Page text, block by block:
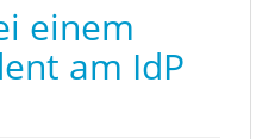
einem
am IdP